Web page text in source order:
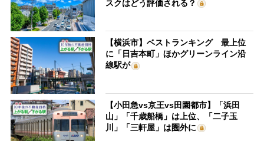
スクはどう評価される？
【横浜市】ベストランキング 最上位
に「日吉本町」ほかグリーンライン沿
線駅が
【小田急vs京王vs田園都市】「浜田
山」「千歳船橋」は上位、「二子玉
川」「三軒屋」は圏外に